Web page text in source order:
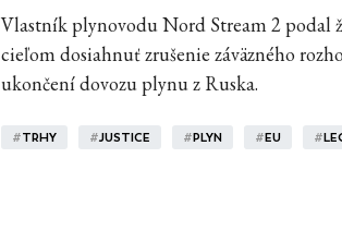
Vlastník plynovodu Nord Stream 2 podal
cieľom dosiahnuť zrušenie záväzného
ukončení dovozu plynu z Ruska.
#TRHY #JUSTICE #PLYN #EU #